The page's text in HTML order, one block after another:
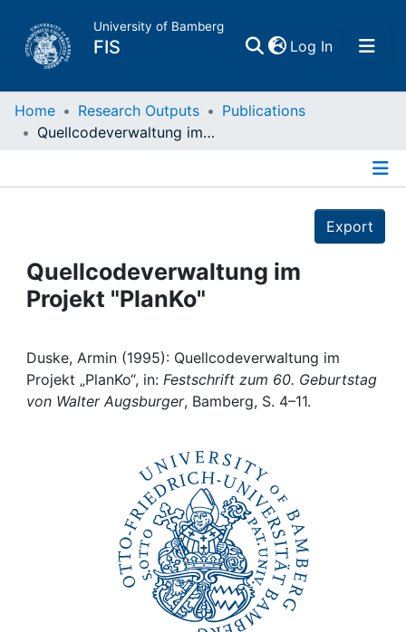
University of Bamberg
FIS Log In(current)
Home
Projects
People
Institutions
Awards
Home Research Outputs
Publications
Quellcodeverwaltung im Projekt "PlanKo"
Export
Quellcodeverwaltung im
Projekt "PlanKo"
Duske, Armin (1995): Quellcodeverwaltung im
Projekt „PlanKo“, in: Festschrift zum 60. Geburtstag
von Walter Augsburger, Bamberg, S. 4–11.